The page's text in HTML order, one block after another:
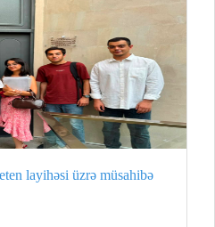
layihəsi üzrə müsahibə